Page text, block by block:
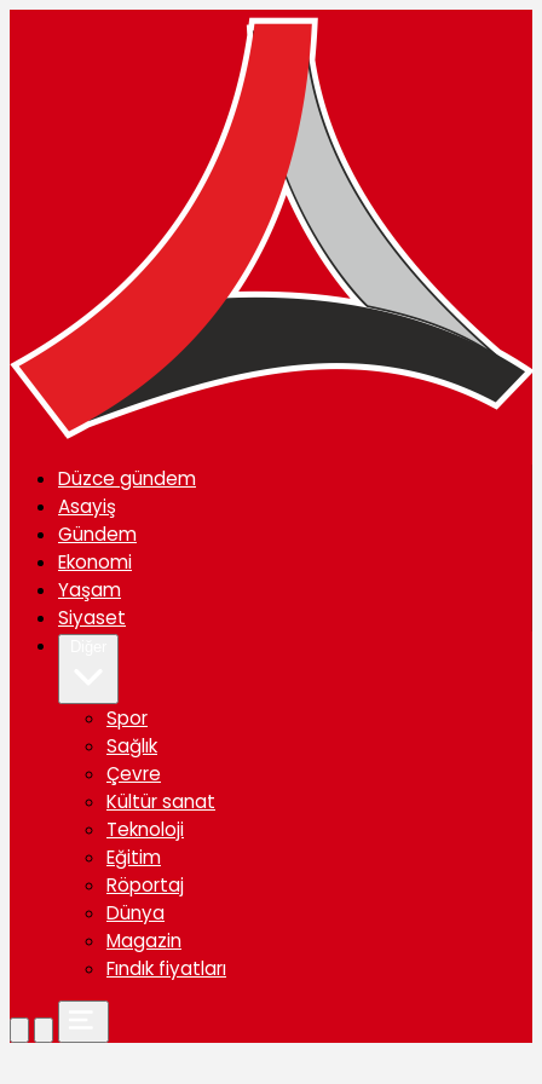
Düzce gündem
Asayiş
Gündem
Ekonomi
Yaşam
Siyaset
Spor
Sağlık
Çevre
Kültür sanat
Teknoloji
Eğitim
Röportaj
Dünya
Magazin
Fındık fiyatları